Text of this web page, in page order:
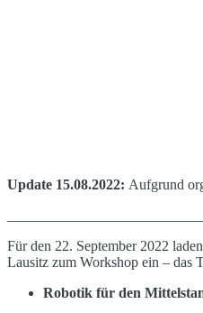
Update 15.08.2022: Aufgrund
Für den 22. September 2022
Lausitz zum Workshop ein – das
Robotik für den